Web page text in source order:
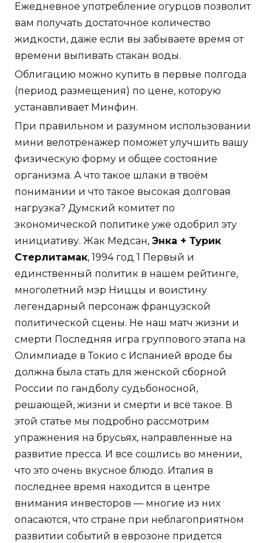
Ежедневное употребление огурцов позволит
вам получать достаточное количество
жидкости, даже если вы забываете время от
времени выпивать стакан воды.
Облигацию можно купить в первые полгода
(период размещения) по цене, которую
устанавливает Минфин.
При правильном и разумном использовании
мини велотренажер поможет улучшить вашу
физическую форму и общее состояние
организма. А что такое шлаки в твоём
понимании и что такое высокая долговая
нагрузка? Думский комитет по
экономической политике уже одобрил эту
инициативу. Жак Медсан, Энка + Турик
Стерлитамак, 1994 год 1 Первый и
единственный политик в нашем рейтинге,
многолетний мэр Ниццы и воистину
легендарный персонаж французской
политической сцены. Не наш матч жизни и
смерти Последняя игра группового этапа на
Олимпиаде в Токио с Испанией вроде бы
должна была стать для женской сборной
России по гандболу судьбоносной,
решающей, жизни и смерти и всё такое. В
этой статье мы подробно рассмотрим
упражнения на брусьях, направленные на
развитие пресса. И все сошлись во мнении,
что это очень вкусное блюдо. Италия в
последнее время находится в центре
внимания инвесторов — многие из них
опасаются, что стране при неблагоприятном
развитии событий в еврозоне придется